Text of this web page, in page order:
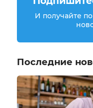
И получайте
Последние